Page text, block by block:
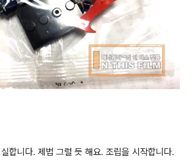
합니다. 제법 그럴 듯 해요. 조립을 시작합니다.